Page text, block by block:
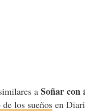
aSoñar con
los sueños en